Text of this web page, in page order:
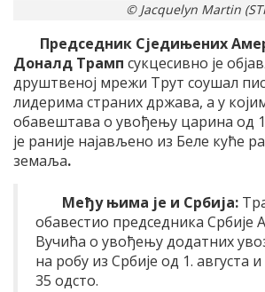
© Jacquelyn Martin
Председник Сједињених
Доналд Трамп сукцесивно је
друштвеној мрежи Трут соушал
лидерима страних држава, а у
обавештава о увођењу царина од
је раније најављено из Беле куће
земаља.
Међу њима је и Србија:
обавестио председника Србије
Вучића о увођењу додатних
на робу из Србије од 1. августа
35 одсто.